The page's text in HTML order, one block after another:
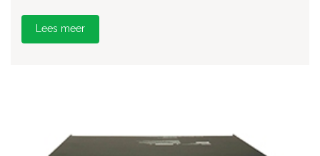
Lees meer